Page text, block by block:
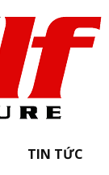
TIN TỨC